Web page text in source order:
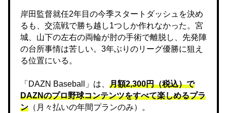
岸田監督就任2年目の今季スタートダッシュを決め
るも、交流戦で勝ち越し1つしか作れなかった。宮
城、山下の左右の両輪が肘の手術で離脱し、先発陣
の台所事情は苦しい。3年ぶりのリーグ優勝に狙え
る位置にいる。
「DAZN Baseball」は、 月額2,300円（税込）で
DAZNのプロ野球コンテンツをすべて楽しめるプラ
ン （月々払いの年間プランのみ）。